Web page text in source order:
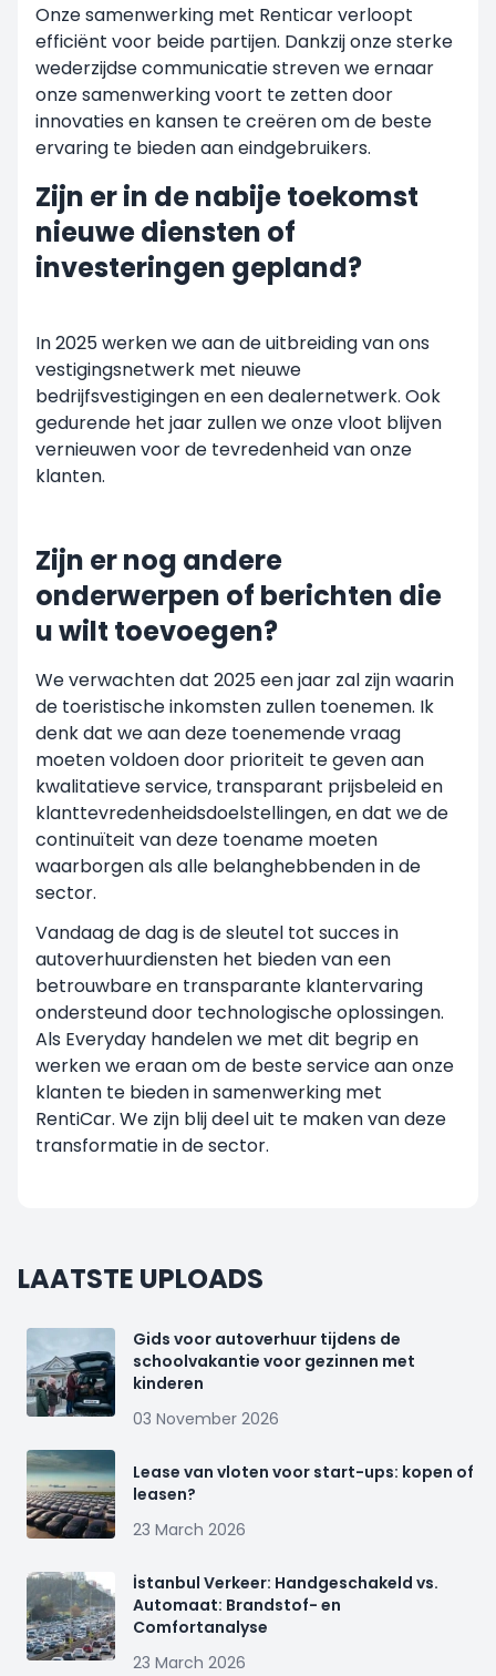
Onze samenwerking met Renticar verloopt
efficiënt voor beide partijen. Dankzij onze sterke
wederzijdse communicatie streven we ernaar
onze samenwerking voort te zetten door
innovaties en kansen te creëren om de beste
ervaring te bieden aan eindgebruikers.
Zijn er in de nabije toekomst
nieuwe diensten of
investeringen gepland?
In 2025 werken we aan de uitbreiding van ons
vestigingsnetwerk met nieuwe
bedrijfsvestigingen en een dealernetwerk. Ook
gedurende het jaar zullen we onze vloot blijven
vernieuwen voor de tevredenheid van onze
klanten.
Zijn er nog andere
onderwerpen of berichten die
u wilt toevoegen?
We verwachten dat 2025 een jaar zal zijn waarin
de toeristische inkomsten zullen toenemen. Ik
denk dat we aan deze toenemende vraag
moeten voldoen door prioriteit te geven aan
kwalitatieve service, transparant prijsbeleid en
klanttevredenheidsdoelstellingen, en dat we de
continuïteit van deze toename moeten
waarborgen als alle belanghebbenden in de
sector.
Vandaag de dag is de sleutel tot succes in
autoverhuurdiensten het bieden van een
betrouwbare en transparante klantervaring
ondersteund door technologische oplossingen.
Als Everyday handelen we met dit begrip en
werken we eraan om de beste service aan onze
klanten te bieden in samenwerking met
RentiCar. We zijn blij deel uit te maken van deze
transformatie in de sector.
LAATSTE UPLOADS
Gids voor autoverhuur tijdens de
schoolvakantie voor gezinnen met
kinderen
03 November 2026
Lease van vloten voor start-ups: kopen of
leasen?
23 March 2026
İstanbul Verkeer: Handgeschakeld vs.
Automaat: Brandstof- en
Comfortanalyse
23 March 2026